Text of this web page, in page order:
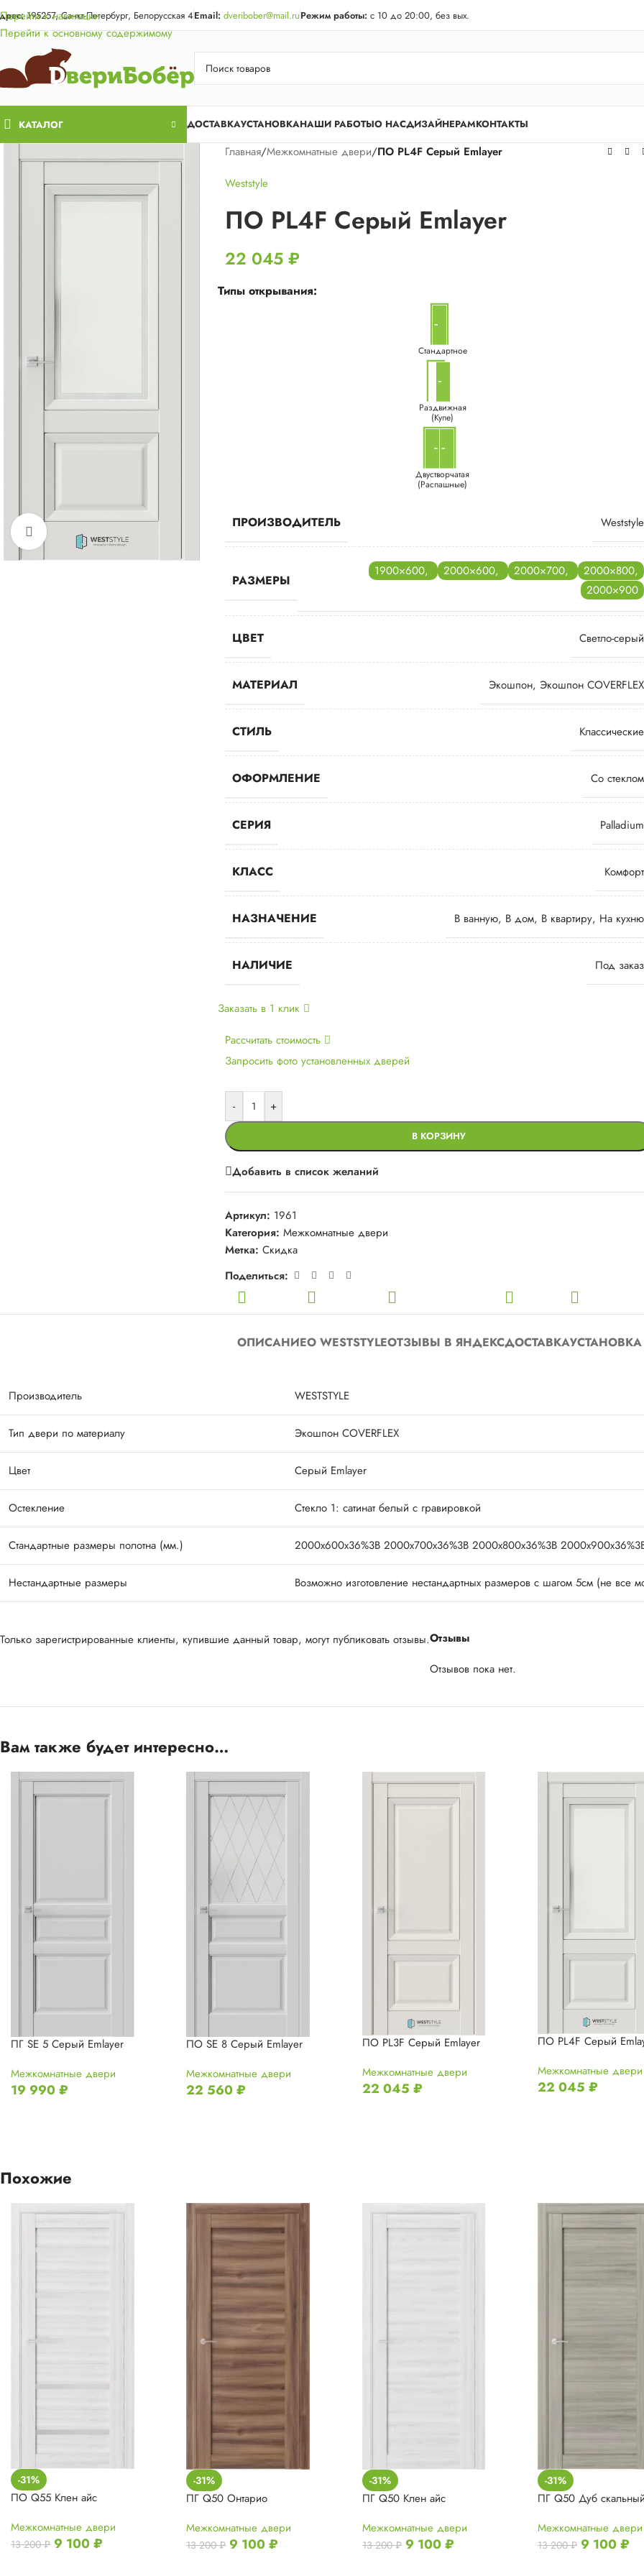
Перейти к навигации
Перейти к основному содержимому
Акция для жителей Лен. области! Бесплатная доставка в 50 км. от КАД.
195257, Санкт-Петербург, Белорусская 4Email: dveribober@mail.ruРежим работы: с 10 до 20:00, без вых.
КАТАЛОГ ДОСТАВКАУСТАНОВКАНАШИ РАБОТЫО НАСДИЗАЙНЕРАМКОНТАКТЫ
Нажмите, чтобы увеличить
Главная/Межкомнатные двери/ПО PL4F Серый Emlayer
Weststyle
ПО PL4F Серый Emlayer
22 045 ₽
Типы открывания:
Стандартное
Раздвижная
(Купе)
Двустворчатая
(Распашные)
ПРОИЗВОДИТЕЛЬ Weststyle
РАЗМЕРЫ
1900×600, 2000×600, 2000×700, 2000×800,
2000×900
ЦВЕТ Светло-серый
МАТЕРИАЛ Экошпон, Экошпон COVERFLEX
СТИЛЬ Классические
ОФОРМЛЕНИЕ Со стеклом
СЕРИЯ Palladium
КЛАСС Комфорт
НАЗНАЧЕНИЕ В ванную, В дом, В квартиру, На кухню
НАЛИЧИЕ Под заказ
Заказать в 1 клик
Рассчитать стоимость
Запросить фото установленных дверей
- +
В КОРЗИНУ
Добавить в список желаний
Артикул: 1961
Категория: Межкомнатные двери
Метка: Скидка
Поделиться:
ОПИСАНИЕО WESTSTYLEОТЗЫВЫ В ЯНДЕКСДОСТАВКАУСТАНОВКА
Производитель WESTSTYLE
Тип двери по материалу Экошпон COVERFLEX
Цвет Серый Emlayer
Остекление Стекло 1: сатинат белый с гравировкой
Стандартные размеры полотна (мм.) 2000х600х36%3B 2000х700х36%3B 2000х800х36%3B
Нестандартные размеры Возможно изготовление нестандартных размеров с шагом 5см (не все
Отзывы
Отзывов пока нет.
Только зарегистрированные клиенты, купившие данный товар, могут публиковать отзывы.
Вам также будет интересно…
ПГ SE 5 Серый Emlayer
Межкомнатные двери
19 990₽
ПО SE 8 Серый Emlayer
Межкомнатные двери
22 560₽
ПО PL3F Серый Emlayer
Межкомнатные двери
22 045 ₽
ПО PL4F Серый
Межкомнатные двери
22 045₽
Похожие
-31%
ПО Q55 Клен айс
Межкомнатные двери
13 200₽ 9 100₽
-31%
ПГ Q50 Онтарио
Межкомнатные двери
13 200₽ 9 100₽
-31%
ПГ Q50 Клен айс
Межкомнатные двери
13 200₽ 9 100₽
-31%
ПГ Q50 Дуб скальный
Межкомнатные двери
13 200₽ 9 100₽